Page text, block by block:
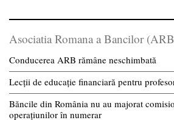
Asociatia Romana a Bancilor
Conducerea ARB rămâne neschimbată
Lecții de educație financiară pentru
Băncile din România nu au majorat
operațiunilor în numerar